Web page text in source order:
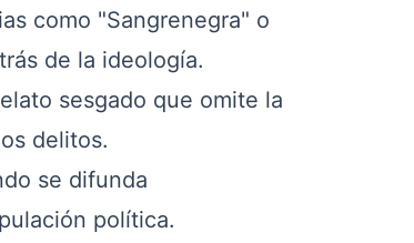
como "Sangrenegra" o
de la ideología.
sesgado que omite la
delitos.
se difunda
política.